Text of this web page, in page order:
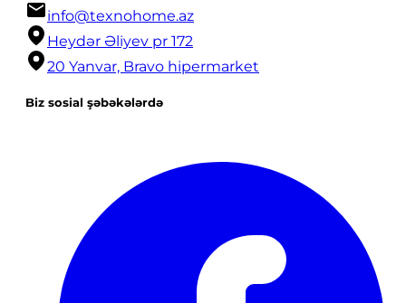
info@texnohome.az
Heydər Əliyev pr 172
20 Yanvar, Bravo hipermarket
Biz sosial şəbəkələrdə